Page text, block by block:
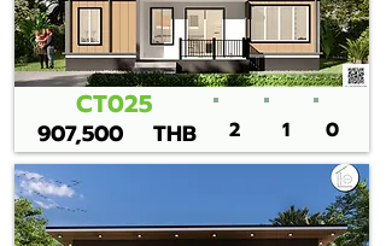
CT025
907,500 THB 2 1 0